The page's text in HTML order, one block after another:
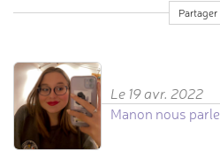
Partager
Le 19 avr. 2022
Manon nous